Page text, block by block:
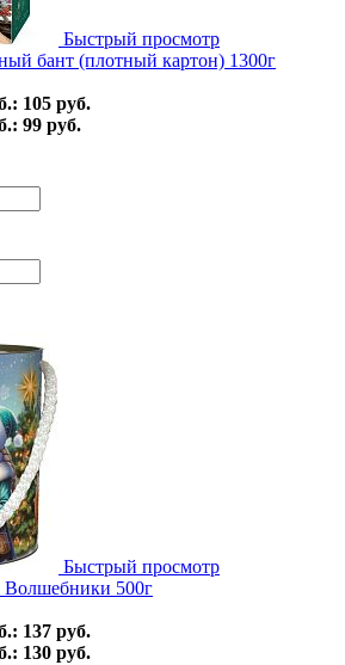
Быстрый просмотр
бант (плотный картон) 1300г
105 руб.
99 руб.
Быстрый просмотр
500г
137 руб.
130 руб.